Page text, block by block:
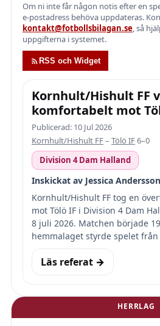
Om ni inte får någon notis efter en
e-postadress behöva uppdateras.
kontakt@fotbollsbilagan.se, så
uppgifterna i systemet.
RSS och Widget
Kornhult/Hishult FF
komfortabelt mot
Publicerad: 10 Jul 2026
Kornhult/Hishult FF– Tölö IF6–0
Division 4 Dam Halland
Inskickat av Jessica
Kornhult/Hishult FF tog en
mot Tölö IF i Division 4 Dam
8 juli 2026. Matchen började
hemmalaget styrde spelet
Läs referat →
HERRLAG